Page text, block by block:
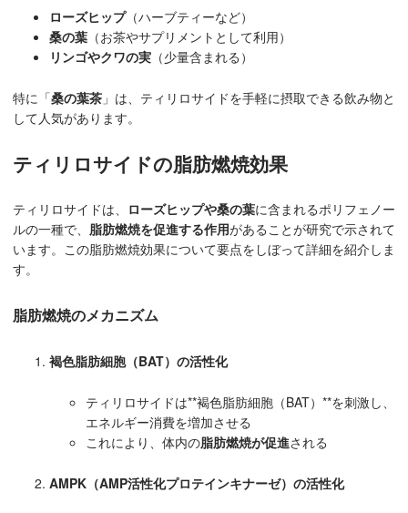
ローズヒップ（ハーブティーなど）
桑の葉 （お茶やサプリメントとして利用）
リンゴやクワの実 （少量含まれる）
特に「桑の葉茶 」は、ティリロサイドを手軽に摂取できる飲み物と
して人気があります。
ティリロサイドの脂肪燃焼効果
ティリロサイドは、 ローズヒップや桑の葉に含まれるポリフェノー
ルの一種で、 脂肪燃焼を促進する作用があることが研究で示されて
います。この脂肪燃焼効果について要点をしぼって詳細を紹介しま
す。
脂肪燃焼のメカニズム
褐色脂肪細胞（BAT）の活性化
ティリロサイドは**褐色脂肪細胞（BAT）**を刺激し、
エネルギー消費を増加させる
これにより、体内の脂肪燃焼が促進される
AMPK（AMP活性化プロテインキナーゼ）の活性化